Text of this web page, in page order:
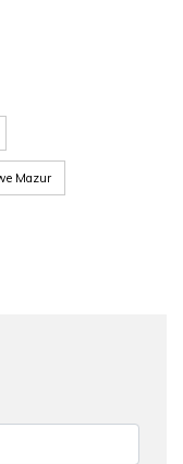
Mazur